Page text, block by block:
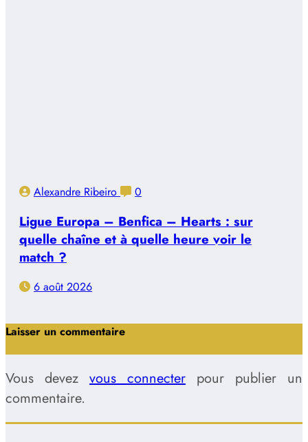
Alexandre Ribeiro 0
Ligue Europa – Benfica – Hearts : sur
quelle chaîne et à quelle heure voir le
match ?
6 août 2026
Laisser un commentaire
Vous devez vous connecter pour publier un
commentaire.